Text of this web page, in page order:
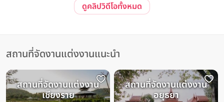
Event | ประทับใจไม่รู้จบ! รวมภาพบรรยากาศงาน The Magical of
ดูคลิปวิดีโอทั้งหมด
สถานที่จัดงานแต่งงานแนะนำ
สถานที่จัดงานแต่งงาน
เชียงราย
สถานที่จัดงานแต่งงาน
อยุธยา